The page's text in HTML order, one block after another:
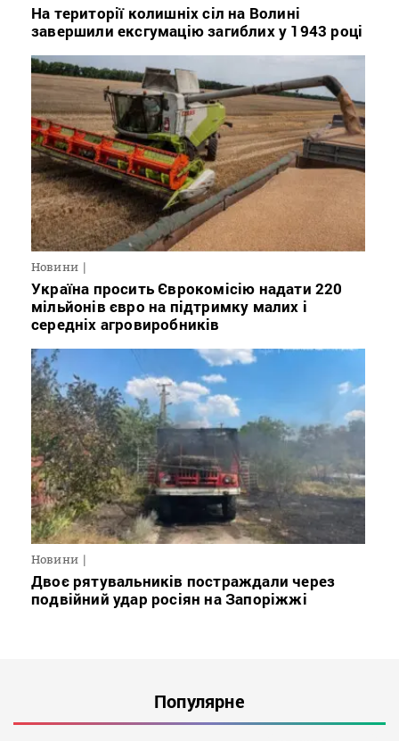
На території колишніх сіл на Волині
завершили ексгумацію загиблих у 1943 році
Новини
Україна просить Єврокомісію надати 220
мільйонів євро на підтримку малих і
середніх агровиробників
Новини
Двоє рятувальників постраждали через
подвійний удар росіян на Запоріжжі
Популярне